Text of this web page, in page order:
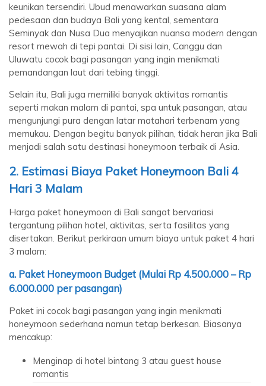
keunikan tersendiri. Ubud menawarkan suasana alam
pedesaan dan budaya Bali yang kental, sementara
Seminyak dan Nusa Dua menyajikan nuansa modern dengan
resort mewah di tepi pantai. Di sisi lain, Canggu dan
Uluwatu cocok bagi pasangan yang ingin menikmati
pemandangan laut dari tebing tinggi.
Selain itu, Bali juga memiliki banyak aktivitas romantis
seperti makan malam di pantai, spa untuk pasangan, atau
mengunjungi pura dengan latar matahari terbenam yang
memukau. Dengan begitu banyak pilihan, tidak heran jika Bali
menjadi salah satu destinasi honeymoon terbaik di Asia.
2. Estimasi Biaya Paket Honeymoon Bali 4
Hari 3 Malam
Harga paket honeymoon di Bali sangat bervariasi
tergantung pilihan hotel, aktivitas, serta fasilitas yang
disertakan. Berikut perkiraan umum biaya untuk paket 4 hari
3 malam:
a. Paket Honeymoon Budget (Mulai Rp 4.500.000 – Rp
6.000.000 per pasangan)
Paket ini cocok bagi pasangan yang ingin menikmati
honeymoon sederhana namun tetap berkesan. Biasanya
mencakup:
Menginap di hotel bintang 3 atau guest house
romantis